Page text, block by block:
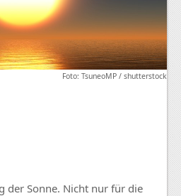
Foto: TsuneoMP / shutterstock
der Sonne. Nicht nur für die